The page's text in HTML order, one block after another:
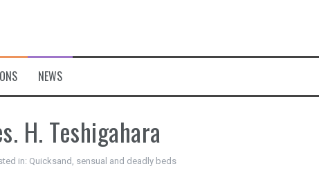
NEWS
H. Teshigahara
in: Quicksand, sensual and deadly beds